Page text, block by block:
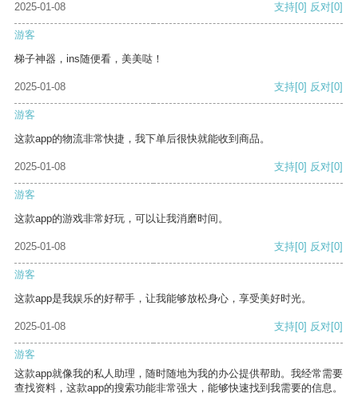
2025-01-08 支持[0] 反对[0]
游客
梯子神器，ins随便看，美美哒！
2025-01-08 支持[0] 反对[0]
游客
这款app的物流非常快捷，我下单后很快就能收到商品。
2025-01-08 支持[0] 反对[0]
游客
这款app的游戏非常好玩，可以让我消磨时间。
2025-01-08 支持[0] 反对[0]
游客
这款app是我娱乐的好帮手，让我能够放松身心，享受美好时光。
2025-01-08 支持[0] 反对[0]
游客
这款app就像我的私人助理，随时随地为我的办公提供帮助。我经常需要
查找资料，这款app的搜索功能非常强大，能够快速找到我需要的信息。